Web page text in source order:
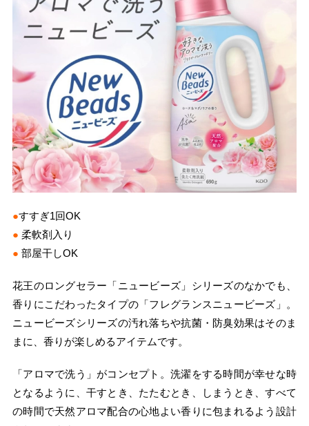
●すすぎ1回OK
● 柔軟剤入り
● 部屋干しOK
花王のロングセラー「ニュービーズ」シリーズのなかでも、
香りにこだわったタイプの「フレグランスニュービーズ」。
ニュービーズシリーズの汚れ落ちや抗菌・防臭効果はそのま
まに、香りが楽しめるアイテムです。
「アロマで洗う」がコンセプト。洗濯をする時間が幸せな時
となるように、干すとき、たたむとき、しまうとき、すべて
の時間で天然アロマ配合の心地よい香りに包まれるよう設計